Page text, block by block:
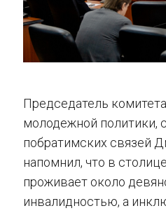
Председатель
молодежной политики,
побратимских связей
напомнил, что в
проживает около
инвалидностью, а